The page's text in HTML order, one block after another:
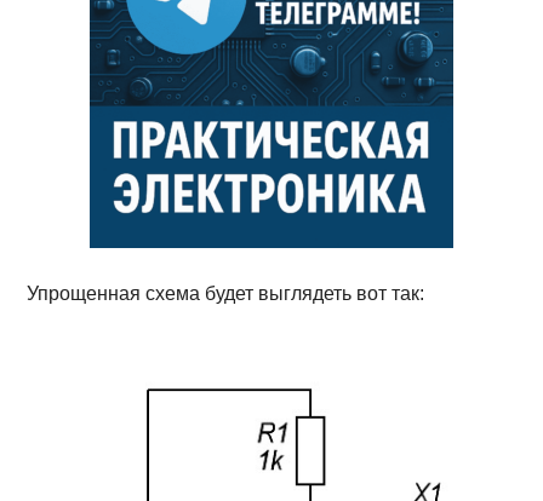
Упрощенная схема будет выглядеть вот так: